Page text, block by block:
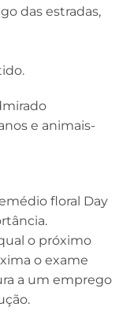
das estradas,
e animais-
floral Day
o próximo
o exame
a um emprego